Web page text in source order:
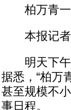
柏万青一
本报记者
明天下午
据悉，“柏万
甚至规模不
事日程。